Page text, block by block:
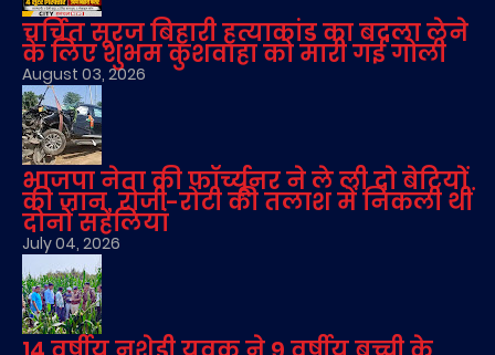
चर्चित सूरज बिहारी हत्याकांड का बदला लेने
के लिए शुभम कुशवाहा को मारी गई गोली
August 03, 2026
भाजपा नेता की फॉर्च्यूनर ने ले ली दो बेटियों
की जान, रोजी-रोटी की तलाश में निकली थीं
दोनों सहेलियां
July 04, 2026